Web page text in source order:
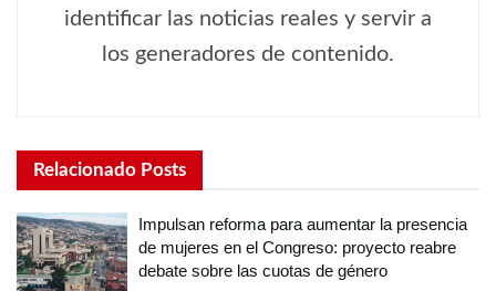
identificar las noticias reales y servir a
los generadores de contenido.
Relacionado Posts
Impulsan reforma para aumentar la presencia
de mujeres en el Congreso: proyecto reabre
debate sobre las cuotas de género